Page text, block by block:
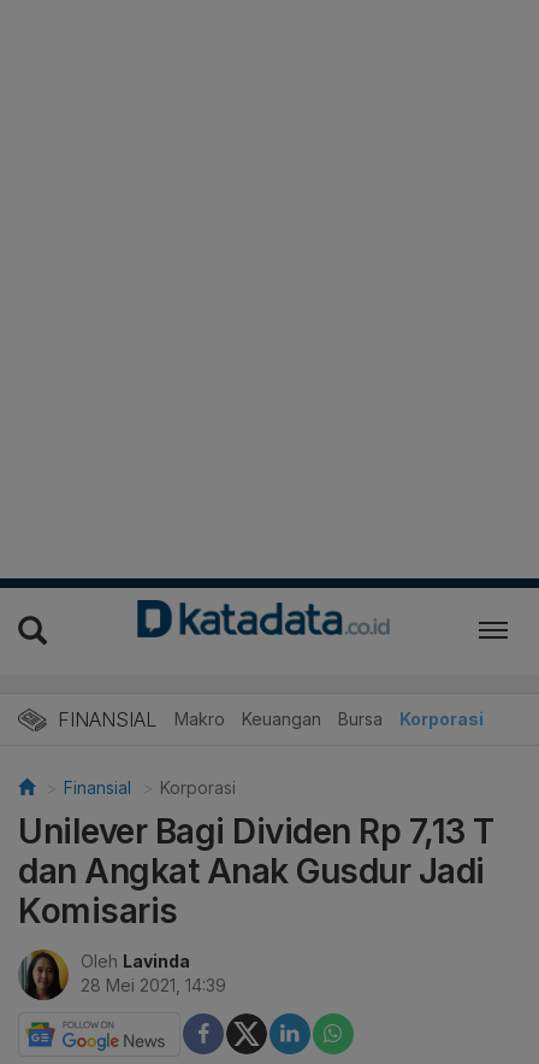
FINANSIAL Makro Keuangan Bursa Korporasi
Finansial Korporasi
Unilever Bagi Dividen Rp 7,13 T
dan Angkat Anak Gusdur Jadi
Komisaris
Oleh Lavinda
28 Mei 2021, 14:39